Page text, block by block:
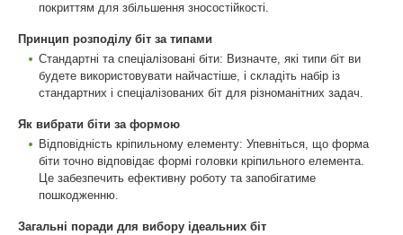
покриттям для збільшення зносостійкості.
Принцип розподілу біт за типами
Стандартні та спеціалізовані біти: Визначте, які типи біт ви
будете використовувати найчастіше, і складіть набір із
стандартних і спеціалізованих біт для різноманітних задач.
Як вибрати біти за формою
Відповідність кріпильному елементу: Упевніться, що форма
біти точно відповідає формі головки кріпильного елемента.
Це забезпечить ефективну роботу та запобігатиме
пошкодженню.
Загальні поради для вибору ідеальних біт